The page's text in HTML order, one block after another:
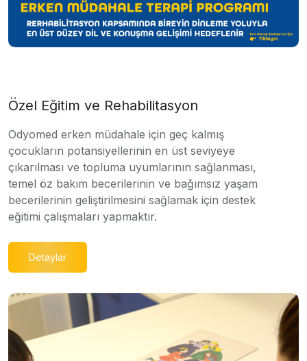
Özel Eğitim ve Rehabilitasyon
Odyomed erken müdahale için geç kalmış
çocukların potansiyellerinin en üst seviyeye
çıkarılması ve topluma uyumlarının sağlanması,
temel öz bakım becerilerinin ve bağımsız yaşam
becerilerinin geliştirilmesini sağlamak için destek
eğitimi çalışmaları yapmaktır.
Detaylar